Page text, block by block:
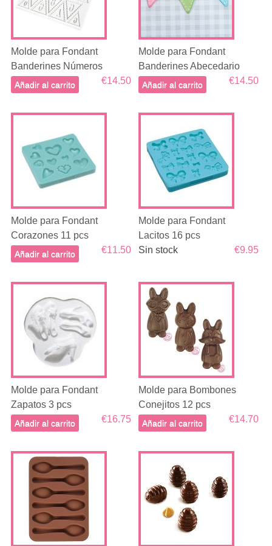
Molde para Fondant
Banderines Números
€14.50
Añadir al carrito
Molde para Fondant
Banderines Abecedario
€14.50
Añadir al carrito
Molde para Fondant
Corazones 11 pcs
€11.50
Añadir al carrito
Molde para Fondant
Lacitos 16 pcs
€9.95
Sin stock
Molde para Fondant
Zapatos 3 pcs
€16.75
Añadir al carrito
Molde para Bombones
Conejitos 12 pcs
€14.70
Añadir al carrito